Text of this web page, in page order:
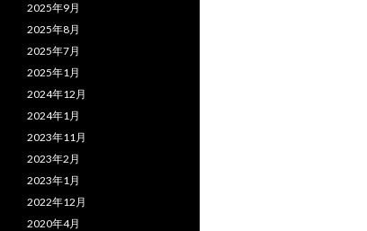
2025年9月
2025年8月
2025年7月
2025年1月
2024年12月
2024年1月
2023年11月
2023年2月
2023年1月
2022年12月
2020年4月